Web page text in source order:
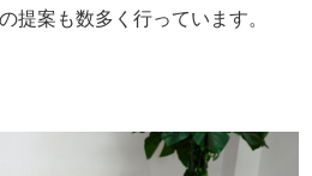
提案も数多く行っています。